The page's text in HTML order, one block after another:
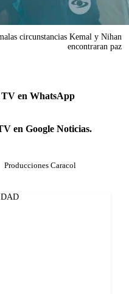
circunstancias Kemal y Nihan
encontraran paz
TV en WhatsApp
en Google Noticias.
Producciones Caracol